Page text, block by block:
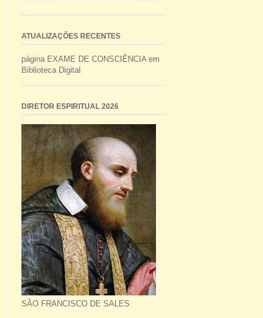
ATUALIZAÇÕES RECENTES
página EXAME DE CONSCIÊNCIA em
Biblioteca Digital
DIRETOR ESPIRITUAL 2026
SÃO FRANCISCO DE SALES